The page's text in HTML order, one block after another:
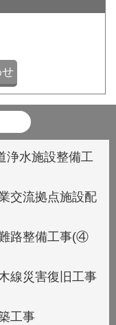
水施設整備工
交流拠点施設配
路整備工事(④
線災害復旧工事
工事